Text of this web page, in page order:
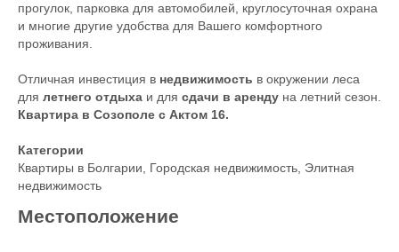
прогулок, парковка для автомобилей, круглосуточная охрана
и многие другие удобства для Вашего комфортного
проживания.
Отличная инвестиция в недвижимость в окружении леса
для летнего отдыха и для сдачи в аренду на летний сезон.
Квартира в Созополе с Актом 16.
Категории
Квартиры в Болгарии, Городская недвижимость, Элитная
недвижимость
Местоположение